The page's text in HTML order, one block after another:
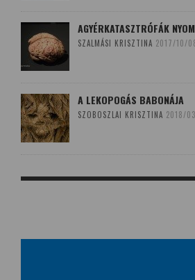
AGYÉRKATASZTRÓFÁK
SZALMÁSI KRISZTINA 2017/10/
A LEKOPOGÁS BABONÁJA
SZOBOSZLAI KRISZTINA 2018/